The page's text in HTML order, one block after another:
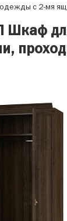
с 2-мя
Шкаф